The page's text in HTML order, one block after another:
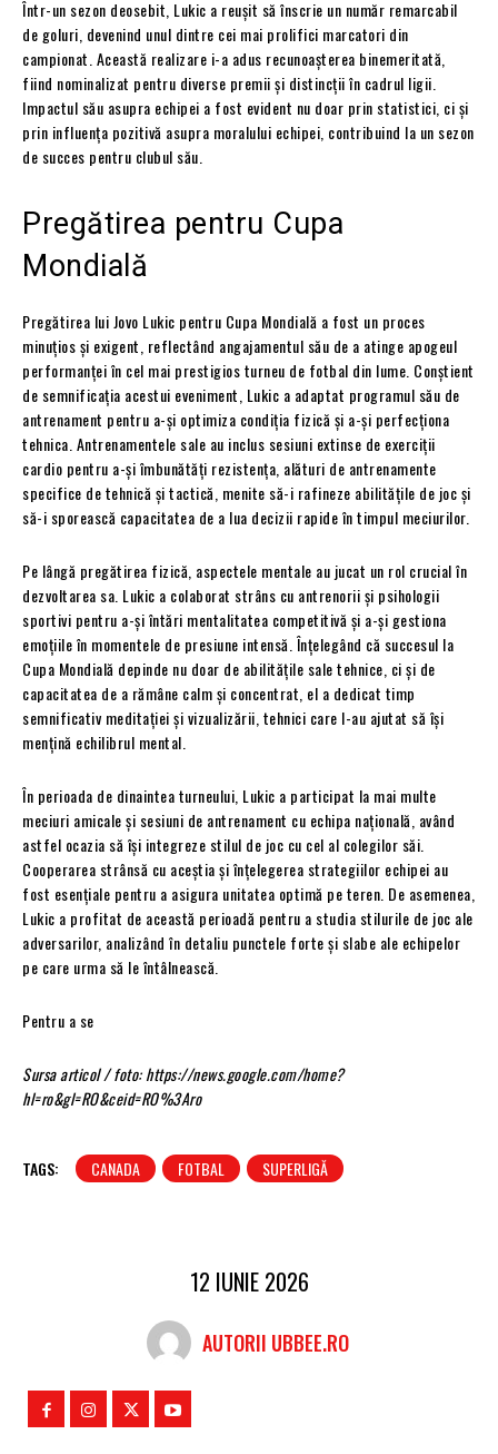
Într-un sezon deosebit, Lukic a reușit să înscrie un număr remarcabil
de goluri, devenind unul dintre cei mai prolifici marcatori din
campionat. Această realizare i-a adus recunoașterea binemeritată,
fiind nominalizat pentru diverse premii și distincții în cadrul ligii.
Impactul său asupra echipei a fost evident nu doar prin statistici, ci și
prin influența pozitivă asupra moralului echipei, contribuind la un sezon
de succes pentru clubul său.
Pregătirea pentru Cupa
Mondială
Pregătirea lui Jovo Lukic pentru Cupa Mondială a fost un proces
minuțios și exigent, reflectând angajamentul său de a atinge apogeul
performanței în cel mai prestigios turneu de fotbal din lume. Conștient
de semnificația acestui eveniment, Lukic a adaptat programul său de
antrenament pentru a-și optimiza condiția fizică și a-și perfecționa
tehnica. Antrenamentele sale au inclus sesiuni extinse de exerciții
cardio pentru a-și îmbunătăți rezistența, alături de antrenamente
specifice de tehnică și tactică, menite să-i rafineze abilitățile de joc și
să-i sporească capacitatea de a lua decizii rapide în timpul meciurilor.
Pe lângă pregătirea fizică, aspectele mentale au jucat un rol crucial în
dezvoltarea sa. Lukic a colaborat strâns cu antrenorii și psihologii
sportivi pentru a-și întări mentalitatea competitivă și a-și gestiona
emoțiile în momentele de presiune intensă. Înțelegând că succesul la
Cupa Mondială depinde nu doar de abilitățile sale tehnice, ci și de
capacitatea de a rămâne calm și concentrat, el a dedicat timp
semnificativ meditației și vizualizării, tehnici care l-au ajutat să își
mențină echilibrul mental.
În perioada de dinaintea turneului, Lukic a participat la mai multe
meciuri amicale și sesiuni de antrenament cu echipa națională, având
astfel ocazia să își integreze stilul de joc cu cel al colegilor săi.
Cooperarea strânsă cu aceștia și înțelegerea strategiilor echipei au
fost esențiale pentru a asigura unitatea optimă pe teren. De asemenea,
Lukic a profitat de această perioadă pentru a studia stilurile de joc ale
adversarilor, analizând în detaliu punctele forte și slabe ale echipelor
pe care urma să le întâlnească.
Pentru a se
Sursa articol / foto: https://news.google.com/home?
hl=ro&gl=RO&ceid=RO%3Aro
TAGS: CANADA FOTBAL SUPERLIGĂ
12 IUNIE 2026
AUTORII UBBEE.RO